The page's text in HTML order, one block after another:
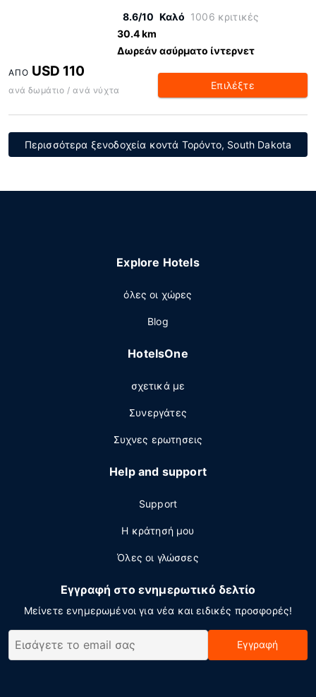
8.6/10 Καλό 1006 κριτικές
30.4 km
Δωρεάν ασύρματο ίντερνετ
ΑΠΌ USD 110
ανά δωμάτιο / ανά νύχτα Επιλέξτε
Περισσότερα ξενοδοχεία κοντά Τορόντο, South Dakota
Explore Hotels
όλες οι χώρες
Blog
HotelsOne
σχετικά με
Συνεργάτες
Συχνες ερωτησεις
Help and support
Support
Η κράτησή μου
Όλες οι γλώσσες
Εγγραφή στο ενημερωτικό δελτίο
Μείνετε ενημερωμένοι για νέα και ειδικές προσφορές!
Εγγραφή